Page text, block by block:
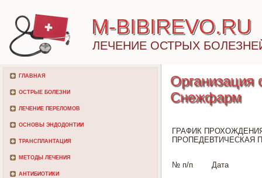
M-BIBIREVO.RU
ЛЕЧЕНИЕ ОСТРЫХ
ГЛАВНАЯ
ОСТРЫЕ БОЛЕЗНИ
ЛЕЧЕНИЕ ПЕРЕЛОМОВ
ОСНОВЫ ЭНДОДОНТИИ
ТРАНСПЛАНТАЦИЯ
МЕТОДЫ ЛЕЧЕНИЯ
АНТИБИОТИКИ
Организация
Снежфарм
ГРАФИК
ПРОПЕДЕВТИЧЕСКАЯ
№ п/п Дата